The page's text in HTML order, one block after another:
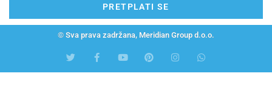
PRETPLATI SE
© Sva prava zadržana, Meridian Group d.o.o.